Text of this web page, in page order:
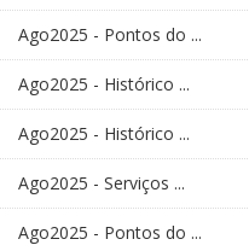
Ago2025 - Pontos do ...
Ago2025 - Histórico ...
Ago2025 - Histórico ...
Ago2025 - Serviços ...
Ago2025 - Pontos do ...